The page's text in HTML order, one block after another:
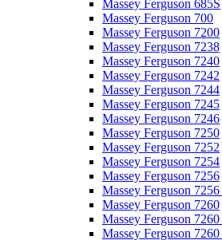
Massey Ferguson 685S
Massey Ferguson 700
Massey Ferguson 7200
Massey Ferguson 7238
Massey Ferguson 7240
Massey Ferguson 7242
Massey Ferguson 7244
Massey Ferguson 7245
Massey Ferguson 7246
Massey Ferguson 7250
Massey Ferguson 7252
Massey Ferguson 7254
Massey Ferguson 7256
Massey Ferguson
Massey Ferguson 7260
Massey Ferguson
Massey Ferguson 7260